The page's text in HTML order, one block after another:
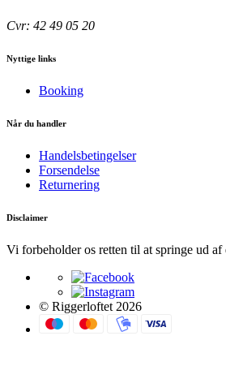
Cvr: 42 49 05 20
Nyttige links
Booking
Når du handler
Handelsbetingelser
Forsendelse
Returnering
Disclaimer
Vi forbeholder os retten til at springe ud
© Riggerloftet 2026